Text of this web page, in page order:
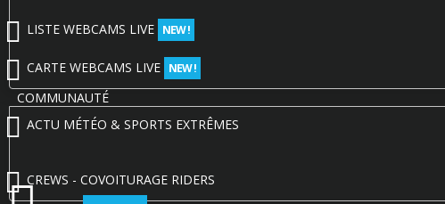
LISTE WEBCAMS LIVE NEW !
CARTE WEBCAMS LIVE NEW !
COMMUNAUTÉ
ACTU MÉTÉO & SPORTS EXTRÊMES
CREWS - COVOITURAGE RIDERS